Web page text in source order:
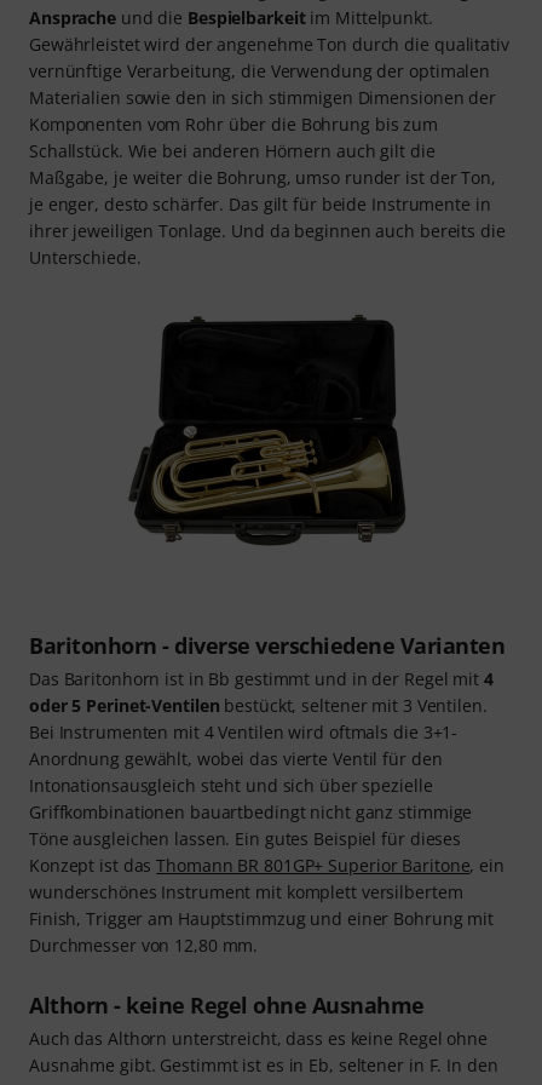
Ansprache und die Bespielbarkeitim Mittelpunkt.
Gewährleistet wird der angenehme Ton durch die qualitativ
vernünftige Verarbeitung, die Verwendung der optimalen
Materialien sowie den in sich stimmigen Dimensionen der
Komponenten vom Rohr über die Bohrung bis zum
Schallstück. Wie bei anderen Hörnern auch gilt die
Maßgabe, je weiter die Bohrung, umso runder ist der Ton,
je enger, desto schärfer. Das gilt für beide Instrumente in
ihrer jeweiligen Tonlage. Und da beginnen auch bereits die
Unterschiede.
Baritonhorn - diverse verschiedene Varianten
Das Baritonhorn ist in Bb gestimmt und in der Regel mit 4
oder 5 Perinet-Ventilen bestückt, seltener mit 3 Ventilen.
Bei Instrumenten mit 4 Ventilen wird oftmals die 3+1-
Anordnung gewählt, wobei das vierte Ventil für den
Intonationsausgleich steht und sich über spezielle
Griffkombinationen bauartbedingt nicht ganz stimmige
Töne ausgleichen lassen. Ein gutes Beispiel für dieses
Konzept ist dasThomann BR 801GP+ Superior Baritone, ein
wunderschönes Instrument mit komplett versilbertem
Finish, Trigger am Hauptstimmzug und einer Bohrung mit
Durchmesser von 12,80 mm.
Althorn - keine Regel ohne Ausnahme
Auch das Althorn unterstreicht, dass es keine Regel ohne
Ausnahme gibt. Gestimmt ist es in Eb, seltener in F. In den